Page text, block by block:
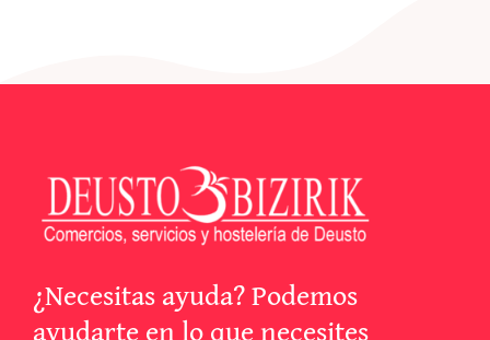
¿Necesitas ayuda? Podemos
ayudarte en lo que necesites